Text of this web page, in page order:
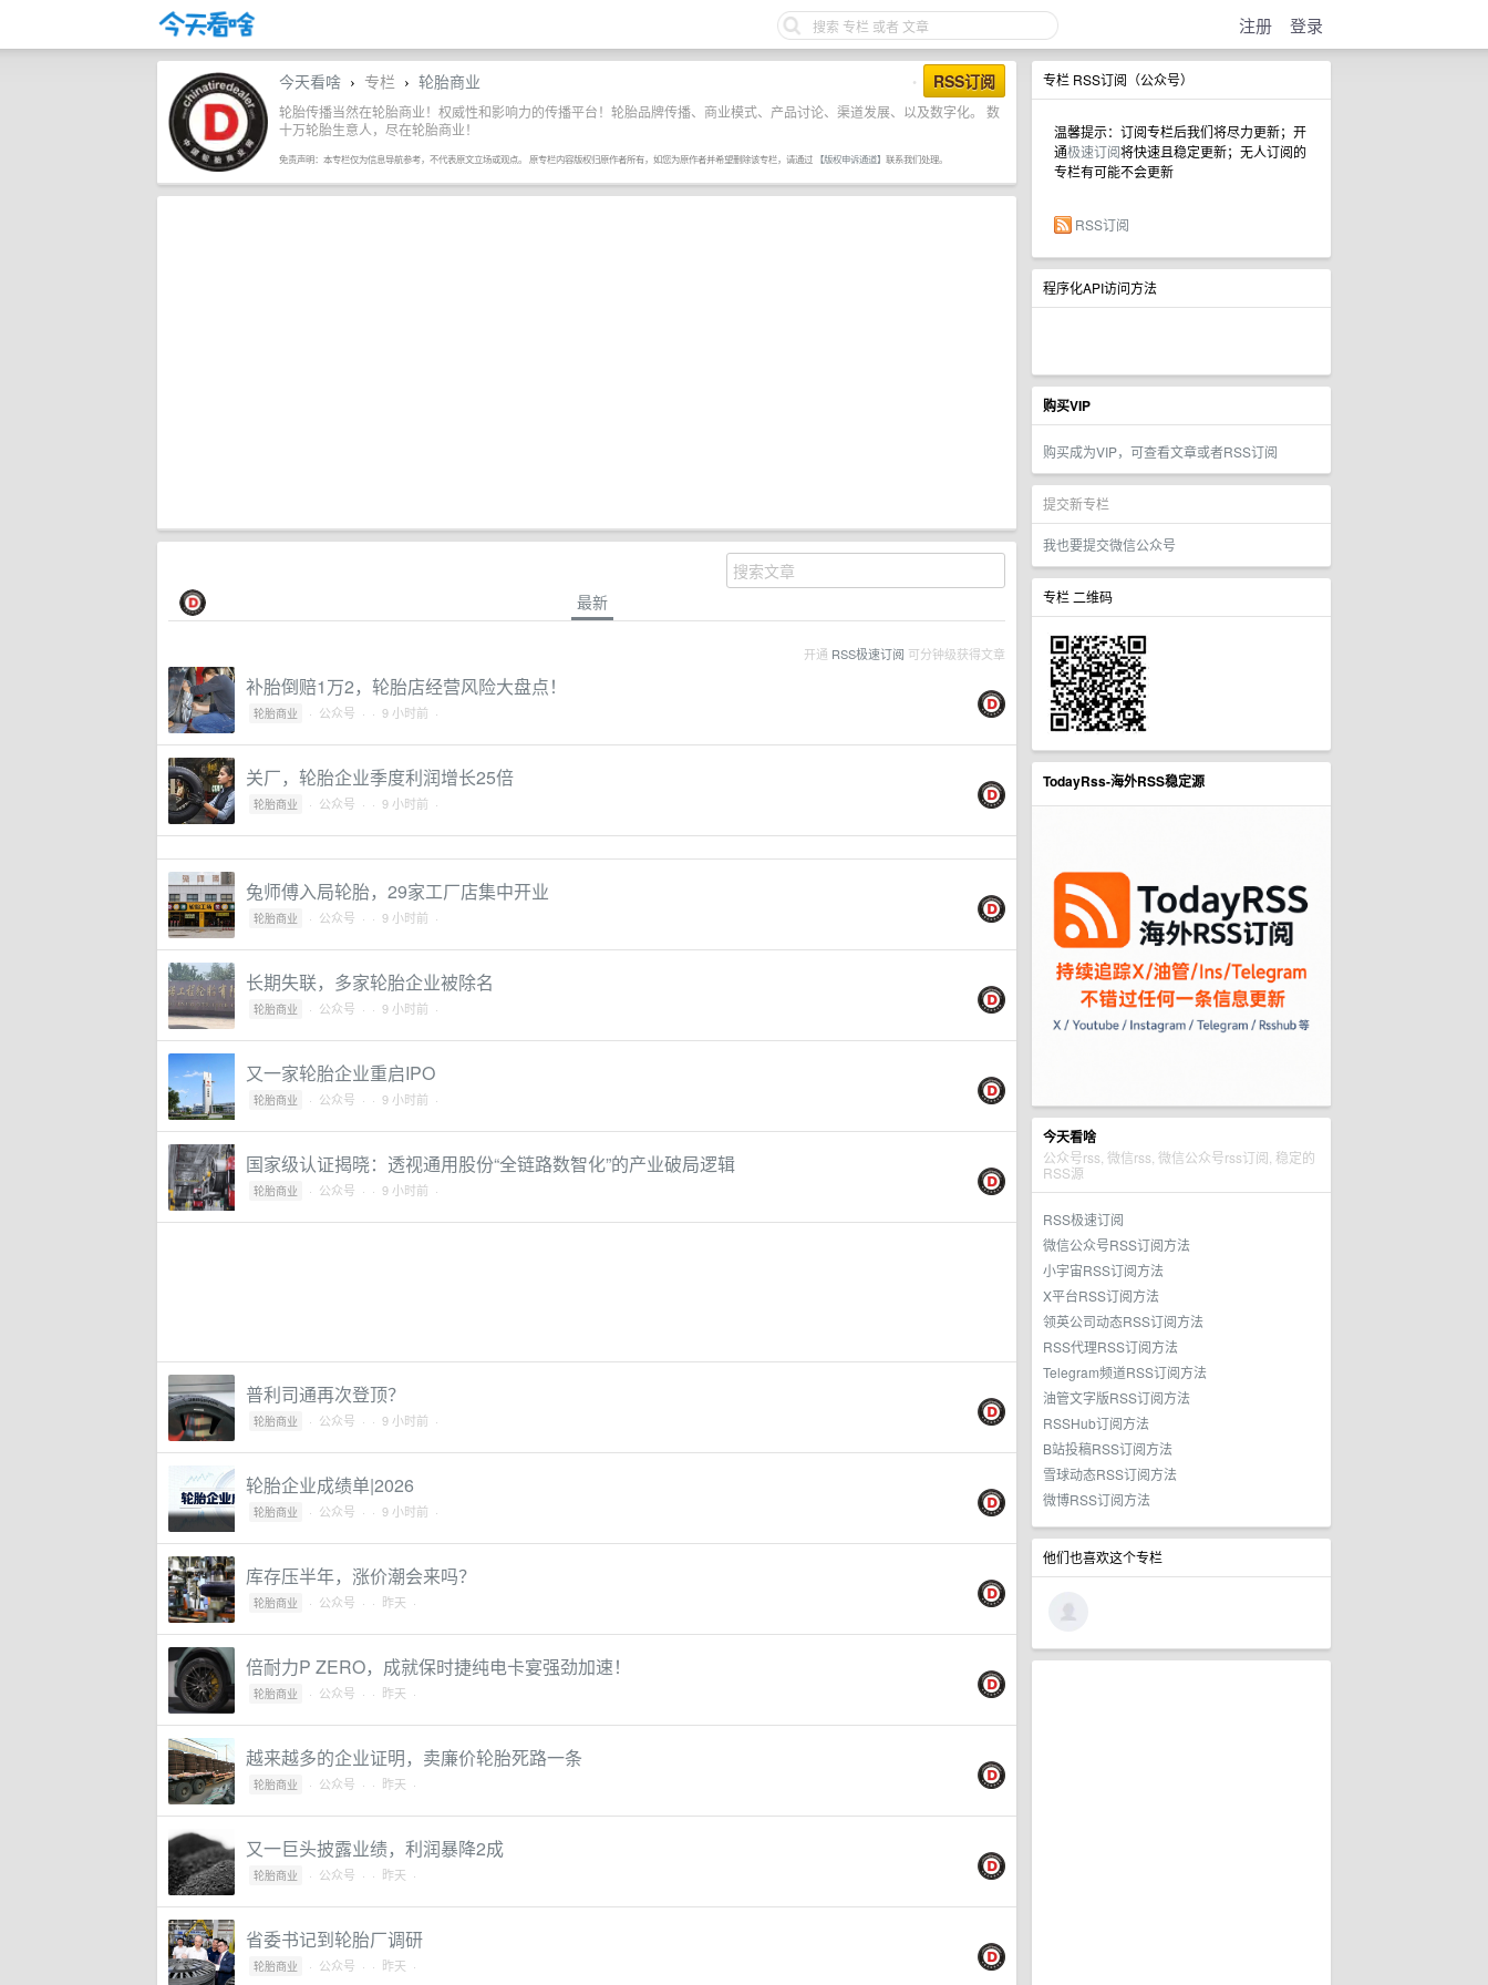
注册 登录
专栏 RSS订阅（公众号）
温馨提示：订阅专栏后我们将尽力更新；开
通极速订阅将快速且稳定更新；无人订阅的
专栏有可能不会更新
RSS订阅
程序化API访问方法
购买VIP
购买成为VIP，可查看文章或者RSS订阅
提交新专栏
我也要提交微信公众号
专栏 二维码
TodayRss-海外RSS稳定源
今天看啥
公众号rss, 微信rss, 微信公众号rss订阅, 稳定的
RSS源
RSS极速订阅
微信公众号RSS订阅方法
小宇宙RSS订阅方法
X平台RSS订阅方法
领英公司动态RSS订阅方法
RSS代理RSS订阅方法
Telegram频道RSS订阅方法
油管文字版RSS订阅方法
RSSHub订阅方法
B站投稿RSS订阅方法
雪球动态RSS订阅方法
微博RSS订阅方法
他们也喜欢这个专栏
• RSS订阅
今天看啥 › 专栏 › 轮胎商业
轮胎传播当然在轮胎商业！权威性和影响力的传播平台！轮胎品牌传播、商业模式、产品讨论、渠道发展、以及数字化。 数
十万轮胎生意人，尽在轮胎商业！
免责声明：本专栏仅为信息导航参考，不代表原文立场或观点。 原专栏内容版权归原作者所有，如您为原作者并希望删除该专栏，请通过 【版权申诉通道】 联系我们处理。
最新
开通 RSS极速订阅 可分钟级获得文章
补胎倒赔1万2，轮胎店经营风险大盘点！
轮胎商业 · 公众号 · · 9 小时前 ·
关厂，轮胎企业季度利润增长25倍
轮胎商业 · 公众号 · · 9 小时前 ·
兔师傅入局轮胎，29家工厂店集中开业
轮胎商业 · 公众号 · · 9 小时前 ·
长期失联，多家轮胎企业被除名
轮胎商业 · 公众号 · · 9 小时前 ·
又一家轮胎企业重启IPO
轮胎商业 · 公众号 · · 9 小时前 ·
国家级认证揭晓：透视通用股份“全链路数智化”的产业破局逻辑
轮胎商业 · 公众号 · · 9 小时前 ·
普利司通再次登顶？
轮胎商业 · 公众号 · · 9 小时前 ·
轮胎企业成绩单|2026
轮胎商业 · 公众号 · · 9 小时前 ·
库存压半年，涨价潮会来吗？
轮胎商业 · 公众号 · · 昨天 ·
倍耐力P ZERO，成就保时捷纯电卡宴强劲加速！
轮胎商业 · 公众号 · · 昨天 ·
越来越多的企业证明，卖廉价轮胎死路一条
轮胎商业 · 公众号 · · 昨天 ·
又一巨头披露业绩，利润暴降2成
轮胎商业 · 公众号 · · 昨天 ·
省委书记到轮胎厂调研
轮胎商业 · 公众号 · · 昨天 ·